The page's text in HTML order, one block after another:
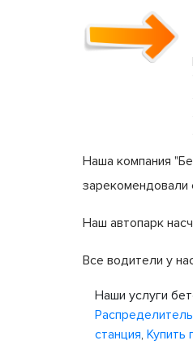
Наша компания
зарекомендовали
Наш автопарк
Все водители у
Наши услуги
станция, Купить